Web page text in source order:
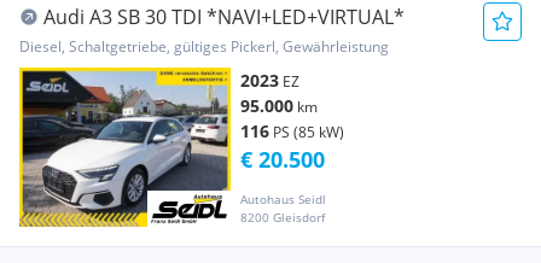
Audi A3 SB 30 TDI *NAVI+LED+VIRTUAL*
Diesel, Schaltgetriebe, gültiges Pickerl, Gewährleistung
2023 EZ
95.000 km
116 PS (85 kW)
Autohaus Seidl
8200 Gleisdorf
€ 20.500